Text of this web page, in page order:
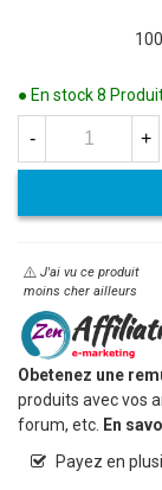
● En stock8
- +
J'ai vu ce produit
moins cher ailleurs
Obetenez une
produits avec vos
forum, etc. En
Payez en